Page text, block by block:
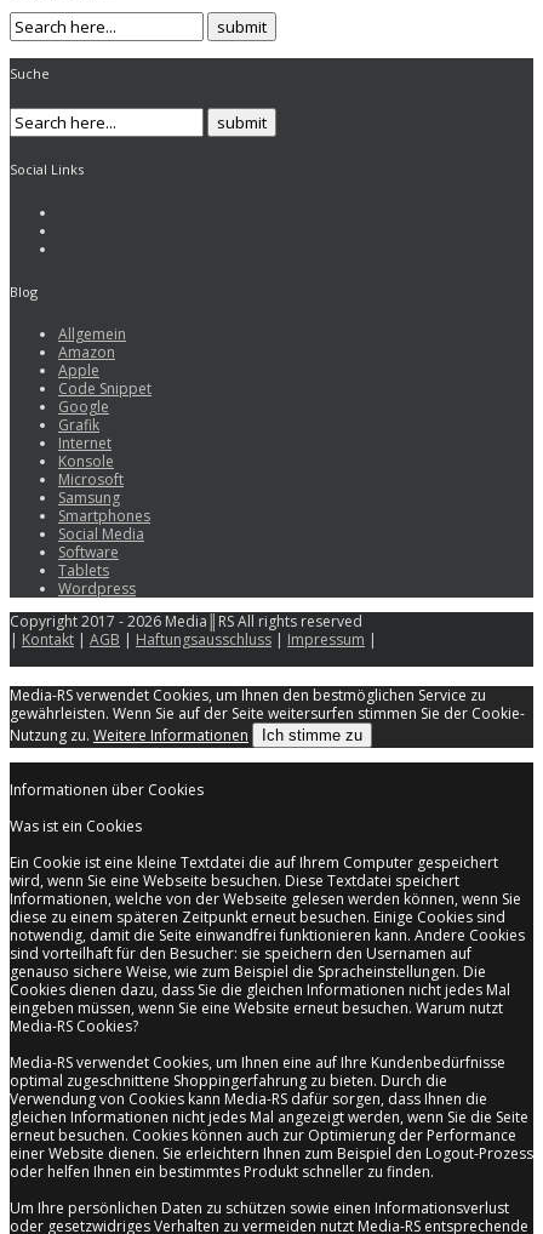
Suche
Social Links
Blog
Allgemein
Amazon
Apple
Code Snippet
Google
Grafik
Internet
Konsole
Microsoft
Samsung
Smartphones
Social Media
Software
Tablets
Wordpress
Copyright 2017 - 2026 Media║RS All rights reserved
| Kontakt | AGB | Haftungsausschluss | Impressum |
Media-RS verwendet Cookies, um Ihnen den bestmöglichen Service zu
gewährleisten. Wenn Sie auf der Seite weitersurfen stimmen Sie der Cookie-
Nutzung zu. Weitere Informationen Ich stimme zu
Informationen über Cookies
Was ist ein Cookies
Ein Cookie ist eine kleine Textdatei die auf Ihrem Computer gespeichert
wird, wenn Sie eine Webseite besuchen. Diese Textdatei speichert
Informationen, welche von der Webseite gelesen werden können, wenn Sie
diese zu einem späteren Zeitpunkt erneut besuchen. Einige Cookies sind
notwendig, damit die Seite einwandfrei funktionieren kann. Andere Cookies
sind vorteilhaft für den Besucher: sie speichern den Usernamen auf
genauso sichere Weise, wie zum Beispiel die Spracheinstellungen. Die
Cookies dienen dazu, dass Sie die gleichen Informationen nicht jedes Mal
eingeben müssen, wenn Sie eine Website erneut besuchen. Warum nutzt
Media-RS Cookies?
Media-RS verwendet Cookies, um Ihnen eine auf Ihre Kundenbedürfnisse
optimal zugeschnittene Shoppingerfahrung zu bieten. Durch die
Verwendung von Cookies kann Media-RS dafür sorgen, dass Ihnen die
gleichen Informationen nicht jedes Mal angezeigt werden, wenn Sie die Seite
erneut besuchen. Cookies können auch zur Optimierung der Performance
einer Website dienen. Sie erleichtern Ihnen zum Beispiel den Logout-Prozess
oder helfen Ihnen ein bestimmtes Produkt schneller zu finden.
Um Ihre persönlichen Daten zu schützen sowie einen Informationsverlust
oder gesetzwidriges Verhalten zu vermeiden nutzt Media-RS entsprechende